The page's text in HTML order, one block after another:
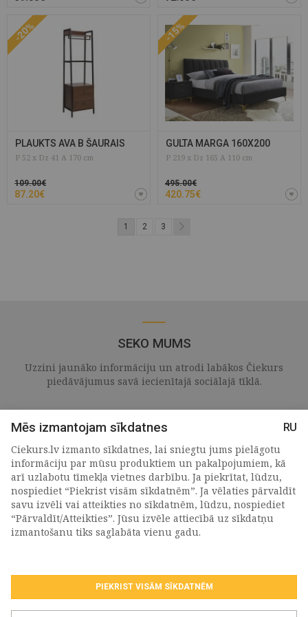
-20%
PLAUKTS AVA B ŠAURAIS
P 52 x Dz 41 A 170 cm
109.00€
87.20€
-15%
GULTA MARGA 160X200
P 219 x Dz 165 A 110 cm
495.00€
420.75€
1 2 3
SEKO MUMS
Uzzini jaunāko informāciju un atrodi labākos Čiekurs
piedāvājumus savā iecienītajā sociālajā tīklā.
PIETEIKTIES MŪSU JAUNUMIEM
Piekrītu personasdatu apstrādes noteikumiem
Mēs izmantojam sīkdatnes
RU
Ciekurs.lv izmanto sīkdatnes, lai sniegtu jums pielāgotu
informāciju par mūsu produktiem un pakalpojumiem, kā
arī uzlabotu tīmekļa vietnes darbību. Ja piekrītat, lūdzu,
nospiediet “Piekrist visām sīkdatnēm”. Ja vēlaties pārvaldīt
savu izvēli vai atteikties no sīkdatnēm, lūdzu, nospiediet
“Pārvaldīt/Atteikties”. Jūsu izvēle attiecībā uz sīkdatņu
izmantošanu tiks saglabāta vienu gadu.
PIEKRIST VISĀM SĪKDATNĒM